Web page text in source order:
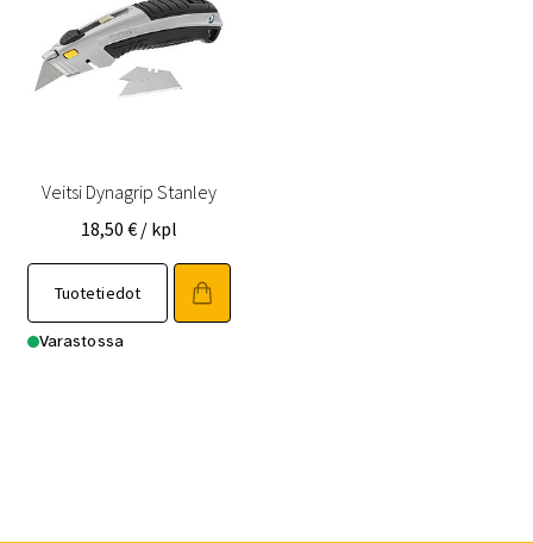
Veitsi Dynagrip Stanley
18,50 € / kpl
Tuotetiedot
Varastossa